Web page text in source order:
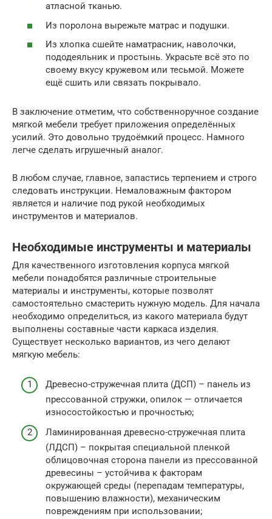
атласной тканью.
Из поролона вырежьте матрас и подушки.
Из хлопка сшейте наматрасник, наволочки,
пододеяльник и простынь. Украсьте всё это по
своему вкусу кружевом или тесьмой. Можете
ещё сшить или связать покрывало.
В заключение отметим, что собственноручное создание
мягкой мебели требует приложения определённых
усилий. Это довольно трудоёмкий процесс. Намного
легче сделать игрушечный аналог.
В любом случае, главное, запастись терпением и строго
следовать инструкции. Немаловажным фактором
является и наличие под рукой необходимых
инструментов и материалов.
Необходимые инструменты и материалы
Для качественного изготовления корпуса мягкой
мебели понадобятся различные строительные
материалы и инструменты, которые позволят
самостоятельно смастерить нужную модель. Для начала
необходимо определиться, из какого материала будут
выполнены составные части каркаса изделия.
Существует несколько вариантов, из чего делают
мягкую мебель:
Древесно-стружечная плита (ДСП) – панель из
прессованной стружки, опилок — отличается
износостойкостью и прочностью;
Ламинированная древесно-стружечная плита
(ЛДСП) – покрытая специальной пленкой
облицовочная сторона панели из прессованной
древесины – устойчива к факторам
окружающей среды (перепадам температуры,
повышению влажности), механическим
повреждениям при использовании;